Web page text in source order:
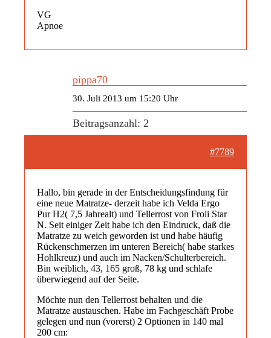
VG
Apnoe
pippa70
30. Juli 2013 um 15:20 Uhr
Beitragsanzahl: 2
#7789
Hallo, bin gerade in der Entscheidungsfindung für
eine neue Matratze- derzeit habe ich Velda Ergo
Pur H2( 7,5 Jahrealt) und Tellerrost von Froli Star
N. Seit einiger Zeit habe ich den Eindruck, daß die
Matratze zu weich geworden ist und habe häufig
Rückenschmerzen im unteren Bereich( habe starkes
Hohlkreuz) und auch im Nacken/Schulterbereich.
Bin weiblich, 43, 165 groß, 78 kg und schlafe
überwiegend auf der Seite.
Möchte nun den Tellerrost behalten und die
Matratze austauschen. Habe im Fachgeschäft Probe
gelegen und nun (vorerst) 2 Optionen in 140 mal
200 cm: